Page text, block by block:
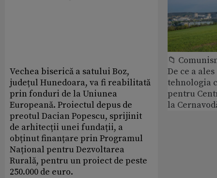
Vechea biserică a satului Boz,
județul Hunedoara, va fi reabilitată
prin fonduri de la Uniunea
Europeană. Proiectul depus de
preotul Dacian Popescu, sprijinit
de arhitecții unei fundații, a
obținut finanțare prin Programul
Național pentru Dezvoltarea
Rurală, pentru un proiect de peste
250.000 de euro.
📁
De ce a
tehnologia
pentru
la